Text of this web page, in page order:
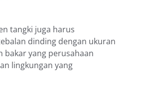
tangki juga harus
dinding dengan ukuran
bakar yang perusahaan
lingkungan yang